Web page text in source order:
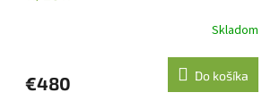
Skladom
€480 Do košíka